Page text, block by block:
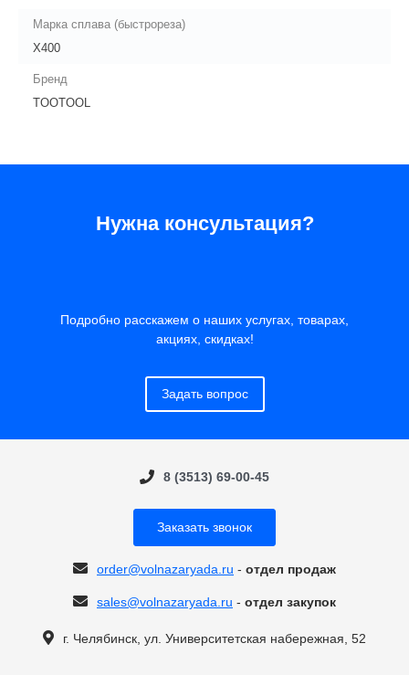
Марка сплава (быстрореза)
X400
Бренд
TOOTOOL
Нужна консультация?
Подробно расскажем о наших услугах, товарах,
акциях, скидках!
Задать вопрос
8 (3513) 69-00-45
Заказать звонок
order@volnazaryada.ru - отдел продаж
sales@volnazaryada.ru - отдел закупок
г. Челябинск, ул. Университетская набережная, 52